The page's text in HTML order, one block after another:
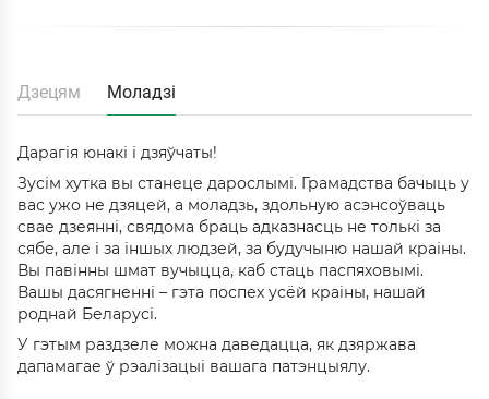
Дзецям Моладзі
Дарагія юнакі і дзяўчаты!
Зусім хутка вы станеце дарослымі. Грамадства бачыць у
вас ужо не дзяцей, а моладзь, здольную асэнсоўваць
свае дзеянні, свядома браць адказнасць не толькі за
сябе, але і за іншых людзей, за будучыню нашай краіны.
Вы павінны шмат вучыцца, каб стаць паспяховымі.
Вашы дасягненні – гэта поспех усёй краіны, нашай
роднай Беларусі.
У гэтым раздзеле можна даведацца, як дзяржава
дапамагае ў рэалізацыі вашага патэнцыялу.